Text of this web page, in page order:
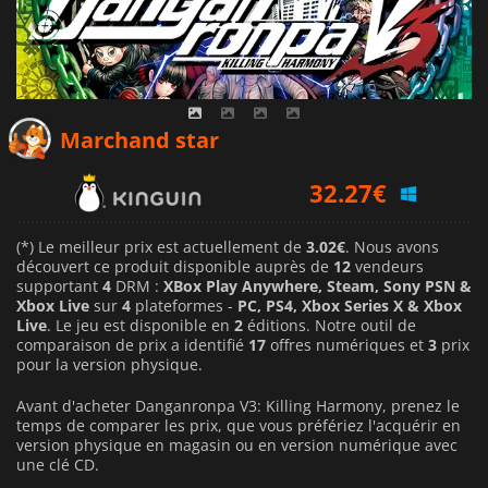
Marchand star
32.27€
33.92€
(*) Le meilleur prix est actuellement de 3.02€. Nous avons
découvert ce produit disponible auprès de 12 vendeurs
supportant 4 DRM : XBox Play Anywhere, Steam, Sony PSN &
Xbox Live sur 4 plateformes - PC, PS4, Xbox Series X & Xbox
Live. Le jeu est disponible en 2 éditions. Notre outil de
comparaison de prix a identifié 17 offres numériques et 3 prix
pour la version physique.
Avant d'acheter Danganronpa V3: Killing Harmony, prenez le
temps de comparer les prix, que vous préfériez l'acquérir en
version physique en magasin ou en version numérique avec
une clé CD.